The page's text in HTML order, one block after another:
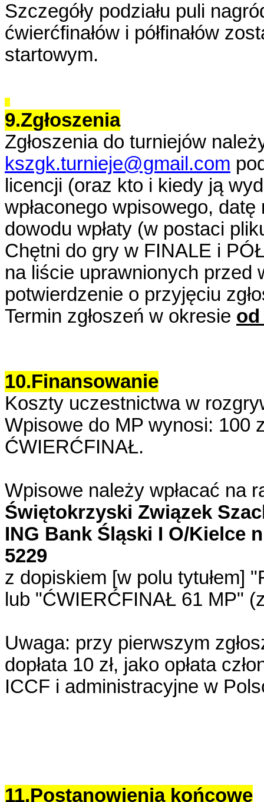
Szczegóły podziału puli
ćwierćfinałów i półfinałów
startowym.
9.Zgłoszenia
Zgłoszenia do turniejów
kszgk.turnieje@gmail.com
licencji (oraz kto i kiedy ją
wpłaconego wpisowego,
dowodu wpłaty (w postaci
Chętni do gry w FINALE i
na liście uprawnionych przed
potwierdzenie o przyjęciu
Termin zgłoszeń w okresie od
10.Finansowanie
Koszty uczestnictwa w
Wpisowe do MP wynosi: 100
ĆWIERĆFINAŁ.
Wpisowe należy wpłacać na
Świętokrzyski Związek
ING Bank Śląski I O/Kielce
5229
z dopiskiem [w polu tytułem]
lub "ĆWIERĆFINAŁ 61 MP"
Uwaga: przy pierwszym
dopłata 10 zł, jako opłata
ICCF i administracyjne w
11.Postanowienia końcowe